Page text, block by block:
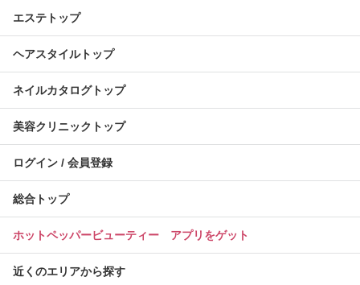
エステトップ
ヘアスタイルトップ
ネイルカタログトップ
美容クリニックトップ
ログイン / 会員登録
総合トップ
ホットペッパービューティー アプリをゲット
近くのエリアから探す